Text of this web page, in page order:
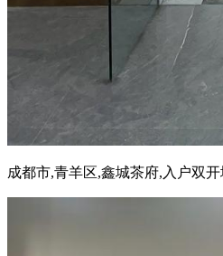
成都市,青羊区,鑫城茶府,入户双